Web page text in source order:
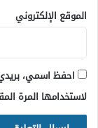
الموقع الإلكتروني
احفظ اسمي،
لاستخدامها المرة